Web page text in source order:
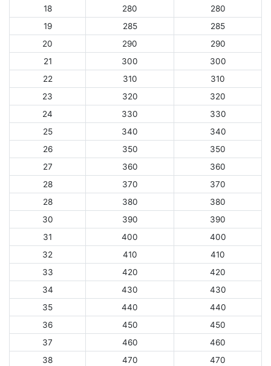
18 280
280
19
285
285
20
290
290
21
300
300
22
310
310
23
320
320
24
330
330
25
340
340
26
350
350
27
360
360
28
370
370
28
380
380
30
390
390
31
400
400
32
410
410
33
420
420
34
430
430
35
440
440
36
450
450
37
460
460
38
470
470